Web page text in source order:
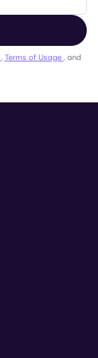
Terms of Usage , and